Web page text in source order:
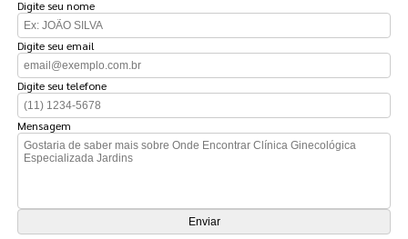
Digite seu nome
Digite seu email
Digite seu telefone
Mensagem